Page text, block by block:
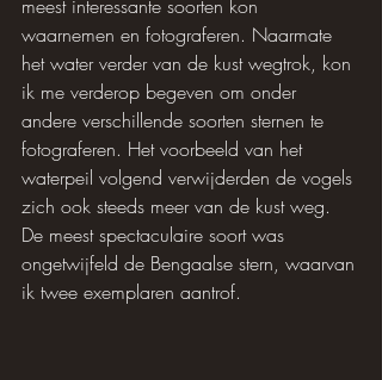
meest interessante soorten kon
waarnemen en fotograferen. Naarmate
het water verder van de kust wegtrok, kon
ik me verderop begeven om onder
andere verschillende soorten sternen te
fotograferen. Het voorbeeld van het
waterpeil volgend verwijderden de vogels
zich ook steeds meer van de kust weg.
De meest spectaculaire soort was
ongetwijfeld de Bengaalse stern, waarvan
ik twee exemplaren aantrof.